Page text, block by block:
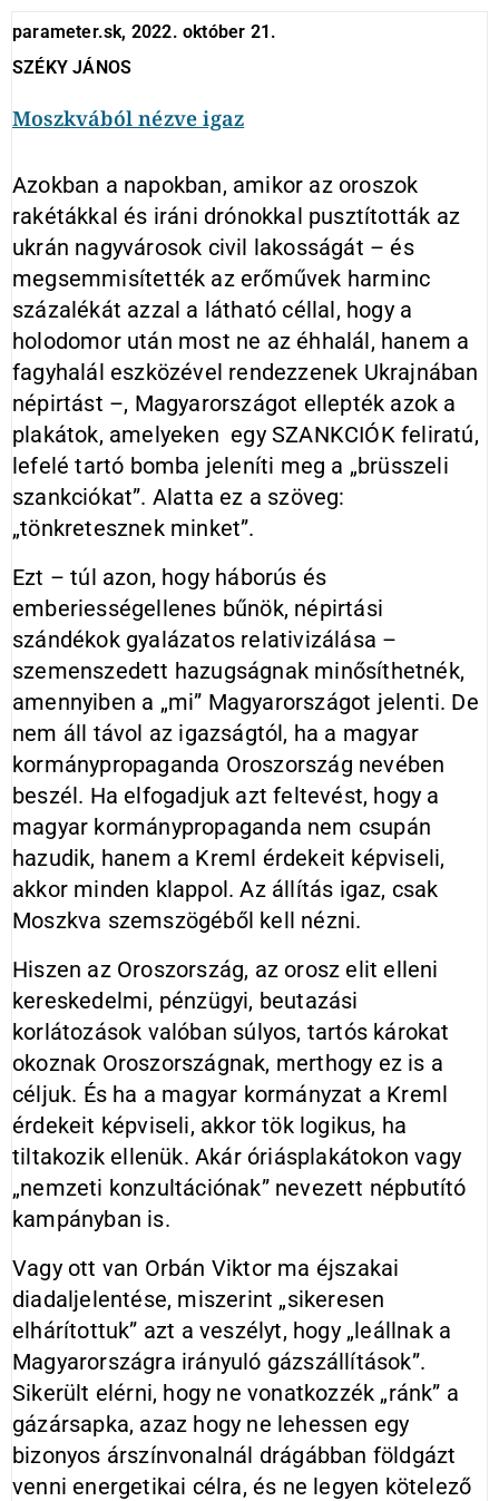
parameter.sk, 2022. október 21.
SZÉKY JÁNOS
Moszkvából nézve igaz
Azokban a napokban, amikor az oroszok
rakétákkal és iráni drónokkal pusztították az
ukrán nagyvárosok civil lakosságát – és
megsemmisítették az erőművek harminc
százalékát azzal a látható céllal, hogy a
holodomor után most ne az éhhalál, hanem a
fagyhalál eszközével rendezzenek Ukrajnában
népirtást –, Magyarországot ellepték azok a
plakátok, amelyeken egy SZANKCIÓK feliratú,
lefelé tartó bomba jeleníti meg a „brüsszeli
szankciókat”. Alatta ez a szöveg:
„tönkretesznek minket”.
Ezt – túl azon, hogy háborús és
emberiességellenes bűnök, népirtási
szándékok gyalázatos relativizálása –
szemenszedett hazugságnak minősíthetnék,
amennyiben a „mi” Magyarországot jelenti. De
nem áll távol az igazságtól, ha a magyar
kormánypropaganda Oroszország nevében
beszél. Ha elfogadjuk azt feltevést, hogy a
magyar kormánypropaganda nem csupán
hazudik, hanem a Kreml érdekeit képviseli,
akkor minden klappol. Az állítás igaz, csak
Moszkva szemszögéből kell nézni.
Hiszen az Oroszország, az orosz elit elleni
kereskedelmi, pénzügyi, beutazási
korlátozások valóban súlyos, tartós károkat
okoznak Oroszországnak, merthogy ez is a
céljuk. És ha a magyar kormányzat a Kreml
érdekeit képviseli, akkor tök logikus, ha
tiltakozik ellenük. Akár óriásplakátokon vagy
„nemzeti konzultációnak” nevezett népbutító
kampányban is.
Vagy ott van Orbán Viktor ma éjszakai
diadaljelentése, miszerint „sikeresen
elhárítottuk” azt a veszélyt, hogy „leállnak a
Magyarországra irányuló gázszállítások”.
Sikerült elérni, hogy ne vonatkozzék „ránk” a
gázársapka, azaz hogy ne lehessen egy
bizonyos árszínvonalnál drágábban földgázt
venni energetikai célra, és ne legyen kötelező